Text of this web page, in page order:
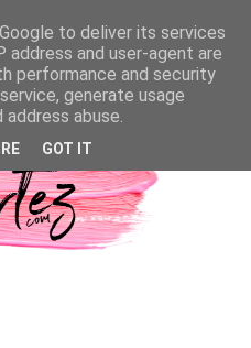
to deliver its services
address and user-agent are
performance and security
generate usage
abuse.
GOT IT